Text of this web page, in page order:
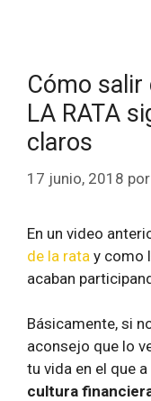
Cómo salir
LA RATA
claros
17 junio, 2018 por
En un video
de la rata y como
acaban
Básicamente, si
aconsejo que lo
tu vida en el que
cultura